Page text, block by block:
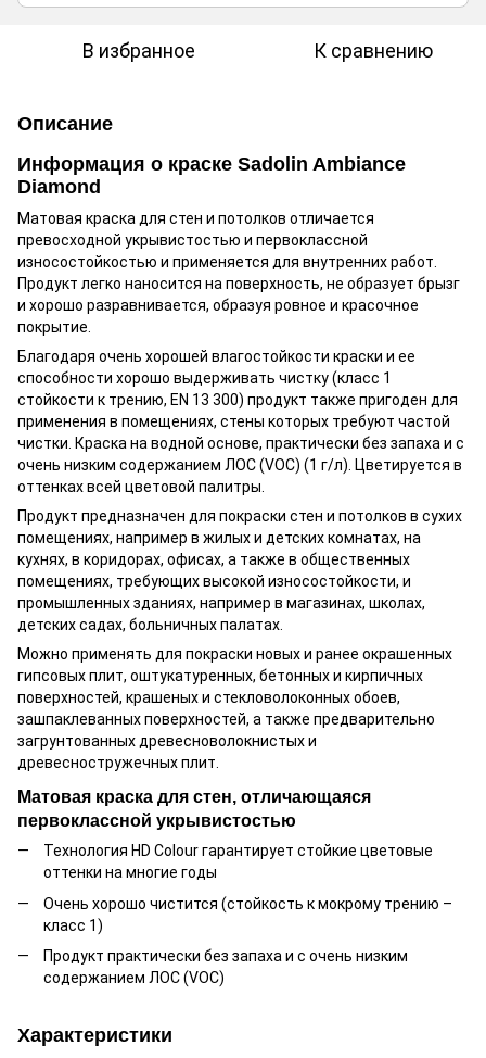
В избранное К сравнению
Описание
Информация о краске Sadolin Ambiance
Diamond
Матовая краска для стен и потолков отличается
превосходной укрывистостью и первоклассной
износостойкостью и применяется для внутренних работ.
Продукт легко наносится на поверхность, не образует брызг
и хорошо разравнивается, образуя ровное и красочное
покрытие.
Благодаря очень хорошей влагостойкости краски и ее
способности хорошо выдерживать чистку (класс 1
стойкости к трению, EN 13 300) продукт также пригоден для
применения в помещениях, стены которых требуют частой
чистки. Краска на водной основе, практически без запаха и с
очень низким содержанием ЛОС (VOC) (1 г/л). Цветируется в
оттенках всей цветовой палитры.
Продукт предназначен для покраски стен и потолков в сухих
помещениях, например в жилых и детских комнатах, на
кухнях, в коридорах, офисах, а также в общественных
помещениях, требующих высокой износостойкости, и
промышленных зданиях, например в магазинах, школах,
детских садах, больничных палатах.
Можно применять для покраски новых и ранее окрашенных
гипсовых плит, оштукатуренных, бетонных и кирпичных
поверхностей, крашеных и стекловолоконных обоев,
зашпаклеванных поверхностей, а также предварительно
загрунтованных древесноволокнистых и
древесностружечных плит.
Матовая краска для стен, отличающаяся
первоклассной укрывистостью
Технология HD Colour гарантирует стойкие цветовые
оттенки на многие годы
Очень хорошо чистится (стойкость к мокрому трению –
класс 1)
Продукт практически без запаха и с очень низким
содержанием ЛОС (VOC)
Характеристики